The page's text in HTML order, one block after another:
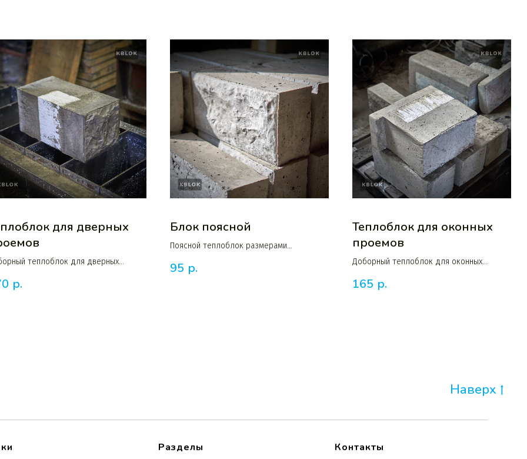
для дверных
теплоблок для дверных
мм
р.
Блок поясной
Поясной теплоблок размерами
95 р.
Теплоблок для оконных
проемов
Доборный теплоблок для оконных
или 40 см
165 р.
Наверх
Разделы Контакты